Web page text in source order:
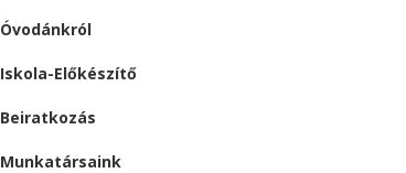
Óvodánkról
Iskola-Előkészítő
Beiratkozás
Munkatársaink